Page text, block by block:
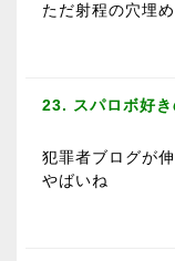
ただ射程の穴埋
23. スパロボ好
犯罪者ブログが
やばいね